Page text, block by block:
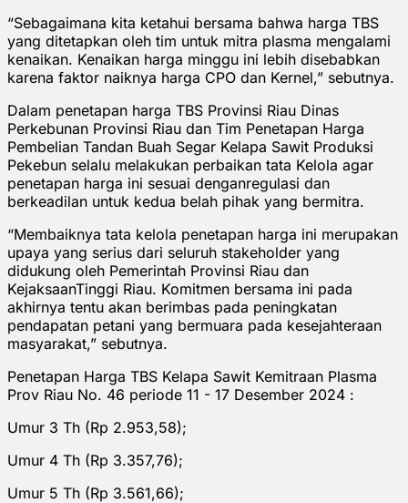
“Sebagaimana kita ketahui bersama bahwa harga TBS
yang ditetapkan oleh tim untuk mitra plasma mengalami
kenaikan. Kenaikan harga minggu ini lebih disebabkan
karena faktor naiknya harga CPO dan Kernel,” sebutnya.
Dalam penetapan harga TBS Provinsi Riau Dinas
Perkebunan Provinsi Riau dan Tim Penetapan Harga
Pembelian Tandan Buah Segar Kelapa Sawit Produksi
Pekebun selalu melakukan perbaikan tata Kelola agar
penetapan harga ini sesuai denganregulasi dan
berkeadilan untuk kedua belah pihak yang bermitra.
“Membaiknya tata kelola penetapan harga ini merupakan
upaya yang serius dari seluruh stakeholder yang
didukung oleh Pemerintah Provinsi Riau dan
KejaksaanTinggi Riau. Komitmen bersama ini pada
akhirnya tentu akan berimbas pada peningkatan
pendapatan petani yang bermuara pada kesejahteraan
masyarakat,” sebutnya.
Penetapan Harga TBS Kelapa Sawit Kemitraan Plasma
Prov Riau No. 46 periode 11 - 17 Desember 2024 :
Umur 3 Th (Rp 2.953,58);
Umur 4 Th (Rp 3.357,76);
Umur 5 Th (Rp 3.561,66);